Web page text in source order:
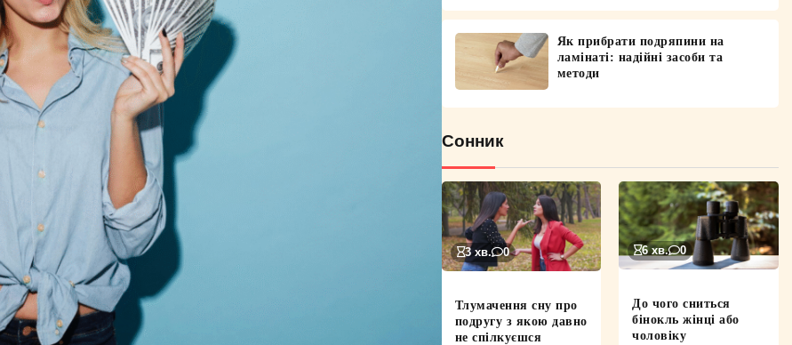
Як прибрати подряпини на
ламінаті: надійні засоби та
методи
Сонник
3 хв. 0
Тлумачення сну про
подругу з якою давно
не спілкуєшся
6 хв. 0
До чого сниться
бінокль жінці або
чоловіку